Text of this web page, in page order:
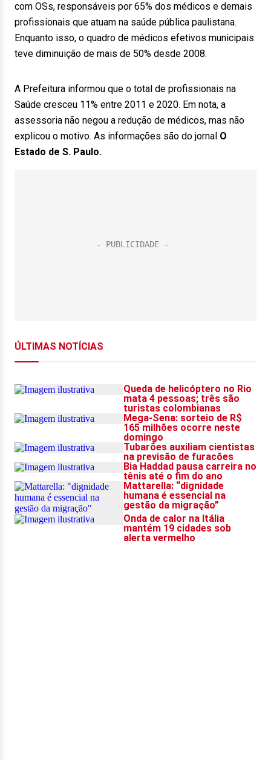
com OSs, responsáveis por 65% dos médicos e demais
profissionais que atuam na saúde pública paulistana.
Enquanto isso, o quadro de médicos efetivos municipais
teve diminuição de mais de 50% desde 2008.
A Prefeitura informou que o total de profissionais na
Saúde cresceu 11% entre 2011 e 2020. Em nota, a
assessoria não negou a redução de médicos, mas não
explicou o motivo. As informações são do jornal O
Estado de S. Paulo.